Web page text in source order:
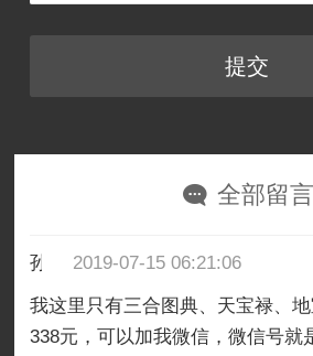
全部留言
2019-07-15 06:21:06
我这里只有三合图典、天宝禄、
338元，可以加我微信，微信号就